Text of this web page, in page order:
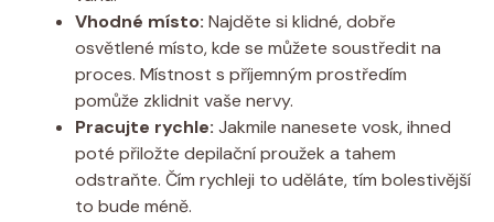
Vhodné místo: Najděte si klidné, dobře
osvětlené místo, kde se můžete soustředit na
proces. Místnost s příjemným prostředím
pomůže zklidnit vaše nervy.
Pracujte rychle: Jakmile nanesete vosk, ihned
poté přiložte depilační proužek a tahem
odstraňte. Čím rychleji to uděláte, tím bolestivější
to bude méně.